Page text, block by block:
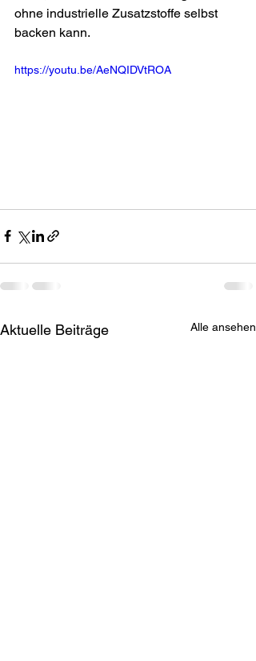
ohne industrielle Zusatzstoffe selbst
backen kann.
https://youtu.be/AeNQIDVtROA
Aktuelle Beiträge Alle ansehen